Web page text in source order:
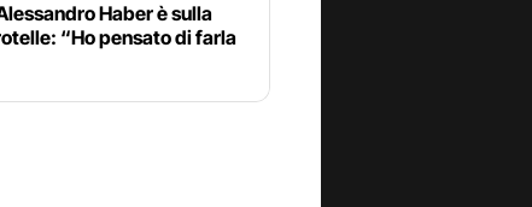
Haber è sulla
“Ho pensato di farla